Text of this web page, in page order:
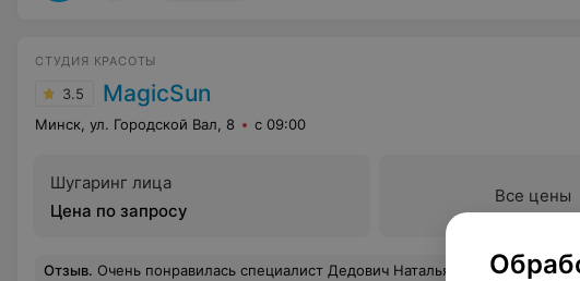
СТУДИЯ КРАСОТЫ
3.5 MagicSun
Минск, ул. Городской Вал, 8 с 09:00
Шугаринг лица
Цена по запросу
Все цены
Отзыв. Очень понравилась специалист Дедович Наталья. Делаю у нее косметологические процедуры. Прекрасный подход к клиентам, всегда